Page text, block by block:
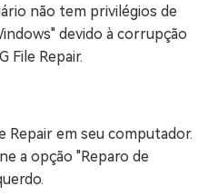
não tem privilégios de
devido à corrupção
File Repair.
Repair em seu computador.
a opção "Reparo de